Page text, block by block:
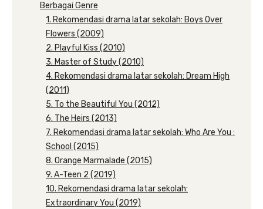
Berbagai Genre
1. Rekomendasi drama latar sekolah: Boys Over
Flowers (2009)
2. Playful Kiss (2010)
3. Master of Study (2010)
4. Rekomendasi drama latar sekolah: Dream High
(2011)
5. To the Beautiful You (2012)
6. The Heirs (2013)
7. Rekomendasi drama latar sekolah: Who Are You :
School (2015)
8. Orange Marmalade (2015)
9. A-Teen 2 (2019)
10. Rekomendasi drama latar sekolah:
Extraordinary You (2019)